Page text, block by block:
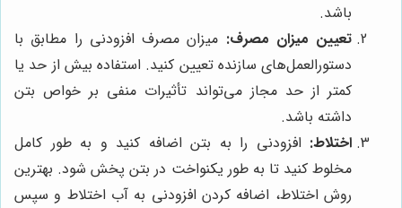
باشد.
تعیین میزان مصرف: میزان مصرف افزودنی را مطابق با
دستورالعمل‌های سازنده تعیین کنید. استفاده بیش از حد یا
کمتر از حد مجاز می‌تواند تأثیرات منفی بر خواص بتن
داشته باشد.
اختلاط: افزودنی را به بتن اضافه کنید و به طور کامل
مخلوط کنید تا به طور یکنواخت در بتن پخش شود. بهترین
روش اختلاط، اضافه کردن افزودنی به آب اختلاط و سپس